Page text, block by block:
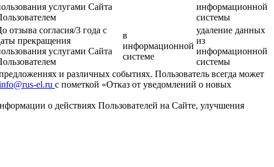
услугами Сайта
информационной
системы
отзыва согласия/3 года с
прекращения
услугами Сайта
в
информационной
системе
удаление данных
из
информационной
системы
и различных событиях. Пользователь всегда может
el.ru с пометкой «Отказ от уведомлений о новых
о действиях Пользователей на Сайте, улучшения